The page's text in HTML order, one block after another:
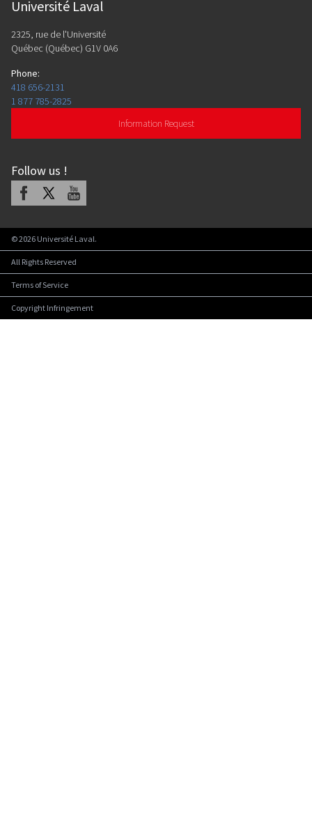
Université Laval
2325, rue de l'Université
Québec (Québec) G1V 0A6
Phone:
418 656-2131
1 877 785-2825
Information Request
Follow us !
Facebook Youtube
©2026 Université Laval.
All Rights Reserved
Terms of Service
Copyright Infringement